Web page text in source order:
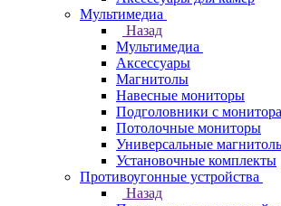
Мультимедиа
Назад
Мультимедиа
Аксессуары
Магнитолы
Навесные мониторы
Подголовники с
Потолочные мониторы
Универсальные
Установочные комплекты
Противоугонные устройства
Назад